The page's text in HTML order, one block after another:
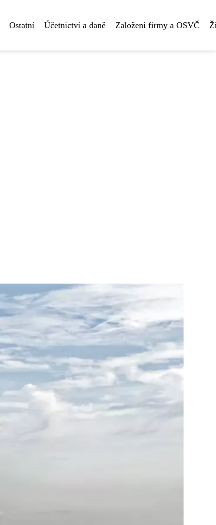
Ostatní Účetnictví a daně Založení firmy a OSVČ